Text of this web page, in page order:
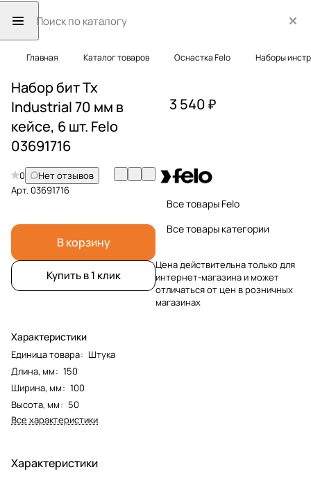
Главная Каталог товаров Оснастка Felo Наборы
Набор бит Tx
Industrial 70 мм в
кейсе, 6 шт. Felo
03691716
0
Нет отзывов
Арт.03691716
В корзину
Купить в 1 клик
Характеристики
Единица товара: Штука
Длина, мм: 150
Ширина, мм: 100
Высота, мм: 50
Все характеристики
3 540 ₽
Все товары Felo
Все товары категории
Цена действительна только для
интернет-магазина и может
отличаться от цен в розничных
магазинах
Характеристики